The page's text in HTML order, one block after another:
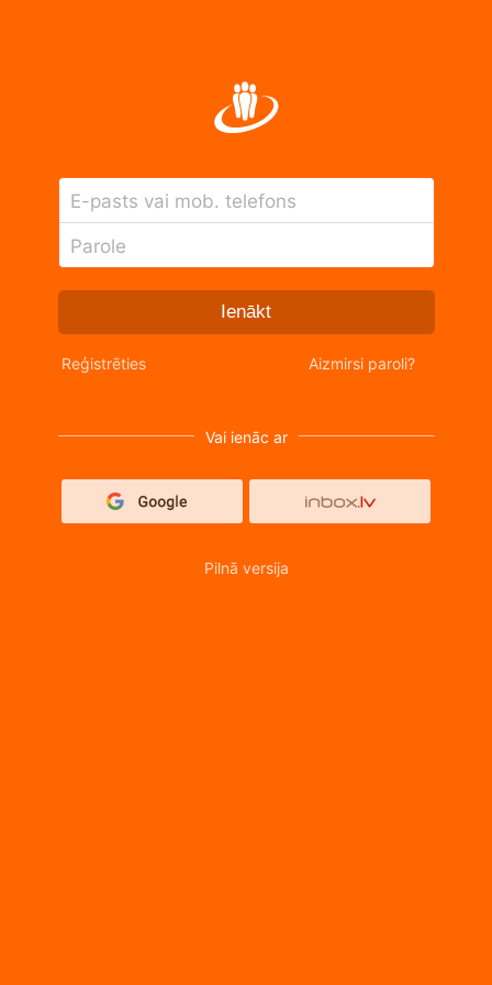
E-pasts vai mob. telefons
Parole
Ienākt
Reģistrēties Aizmirsi paroli?
Vai ienāc ar
Pilnā versija